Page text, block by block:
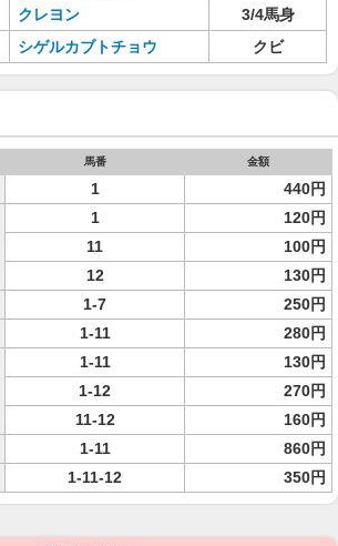
クレヨン
3/4馬身
シゲルカブトチョウ クビ
馬番 金額
1 440円
1
120円
11
100円
12
130円
1-7
250円
1-11 280円
1-11
130円
1-12
270円
11-12
160円
1-11
860円
1-11-12 350円